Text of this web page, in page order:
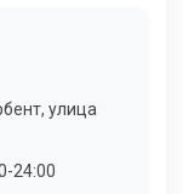
улица
24:00